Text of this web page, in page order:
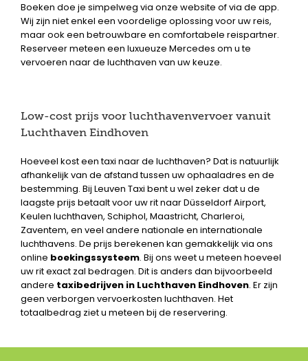
Boeken doe je simpelweg via onze website of via de app.
Wij zijn niet enkel een voordelige oplossing voor uw reis,
maar ook een betrouwbare en comfortabele reispartner.
Reserveer meteen een luxueuze Mercedes om u te
vervoeren naar de luchthaven van uw keuze.
Low-cost prijs voor luchthavenvervoer vanuit
Luchthaven Eindhoven
Hoeveel kost een taxi naar de luchthaven? Dat is natuurlijk
afhankelijk van de afstand tussen uw ophaaladres en de
bestemming. Bij Leuven Taxi bent u wel zeker dat u de
laagste prijs betaalt voor uw rit naar Düsseldorf Airport,
Keulen luchthaven, Schiphol, Maastricht, Charleroi,
Zaventem, en veel andere nationale en internationale
luchthavens. De prijs berekenen kan gemakkelijk via ons
online boekingssysteem. Bij ons weet u meteen hoeveel
uw rit exact zal bedragen. Dit is anders dan bijvoorbeeld
andere taxibedrijven in Luchthaven Eindhoven. Er zijn
geen verborgen vervoerkosten luchthaven. Het
totaalbedrag ziet u meteen bij de reservering.